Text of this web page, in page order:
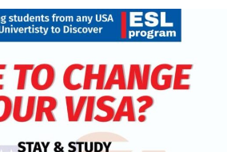
১৮ ডিসেম্বর থেকে আন্দোলনে নতুন মাত্রা
খুলনায় অবরোধের সমর্থনে দুপুরে ও
সন্ধ্যায় বিএনপির মিছিল